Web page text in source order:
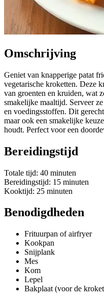
Omschrijving
Geniet van knapperige patat
vegetarische kroketten. Deze
van groenten en kruiden, wat
smakelijke maaltijd. Serveer
en voedingsstoffen. Dit
maar ook een smakelijke
houdt. Perfect voor een
Bereidingstijd
Totale tijd: 40 minuten
Bereidingstijd: 15 minuten
Kooktijd: 25 minuten
Benodigdheden
Frituurpan of airfryer
Kookpan
Snijplank
Mes
Kom
Lepel
Bakplaat (voor de